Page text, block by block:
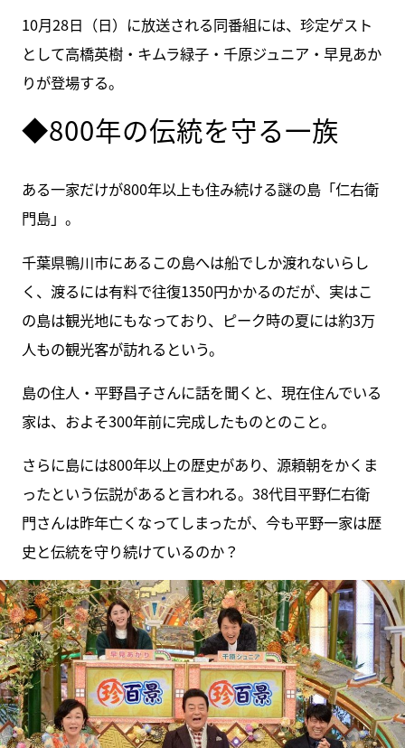
10月28日（日）に放送される同番組には、珍定ゲスト
として高橋英樹・キムラ緑子・千原ジュニア・早見あか
りが登場する。
◆800年の伝統を守る一族
ある一家だけが800年以上も住み続ける謎の島「仁右衛
門島」。
千葉県鴨川市にあるこの島へは船でしか渡れないらし
く、渡るには有料で往復1350円かかるのだが、実はこ
の島は観光地にもなっており、ピーク時の夏には約3万
人もの観光客が訪れるという。
島の住人・平野昌子さんに話を聞くと、現在住んでいる
家は、およそ300年前に完成したものとのこと。
さらに島には800年以上の歴史があり、源頼朝をかくま
ったという伝説があると言われる。38代目平野仁右衛
門さんは昨年亡くなってしまったが、今も平野一家は歴
史と伝統を守り続けているのか？